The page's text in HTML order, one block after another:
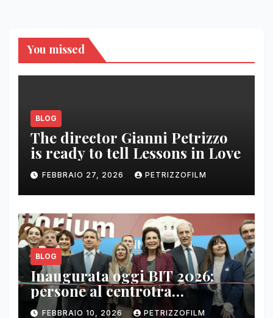
You missed
BLOG
The director Gianni Petrizzo
is ready to tell Lessons in Love
FEBBRAIO 27, 2026 PETRIZZOFILM
BLOG
Inaugurata oggi BIT 2026:
persone al centrotra
contenuti, relazioni e business
FEBBRAIO 10, 2026 PETRIZZOFILM